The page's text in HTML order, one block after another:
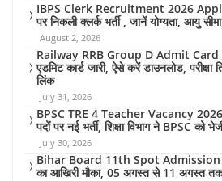
IBPS Clerk Recruitment 2026
पर निकली क्लर्क भर्ती , जानें योग्यता, आयु
August 2, 2026
Railway RRB Group D Admit
एडमिट कार्ड जारी, ऐसे करें डाउनलोड, परीक्षा
लिंक
July 31, 2026
BPSC TRE 4 Teacher Vacancy 2026:
पदों पर नई भर्ती, शिक्षा विभाग ने BPSC को
July 30, 2026
Bihar Board 11th Spot Admission
का आखिरी मौका, 05 अगस्त से 11 अगस्त तक